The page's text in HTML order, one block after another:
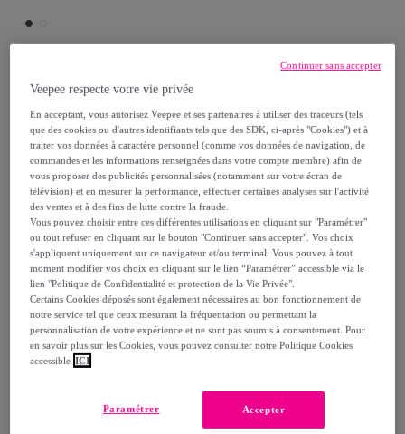
Arthur Martin
Set amovible de 3 poêles inox
Modèle : Set amovible de 3 poêles inox
54,99 €
109,99 €
-50%
Vendu parTRADISCOUNT
Livraison
Veepee respecte votre vie privée
En acceptant, vous autorisez Veepee et ses partenaires à utiliser des traceurs (tels
que des cookies ou d'autres identifiants tels que des SDK, ci-après "Cookies") et à
traiter vos données à caractère personnel (comme vos données de navigation, de
commandes et les informations renseignées dans votre compte membre) afin de
vous proposer des publicités personnalisées (notamment sur votre écran de
télévision) et en mesurer la performance, effectuer certaines analyses sur l'activité
des ventes et à des fins de lutte contre la fraude.
Vous pouvez choisir entre ces différentes utilisations en cliquant sur "Paramétrer"
ou tout refuser en cliquant sur le bouton "Continuer sans accepter". Vos choix
s'appliquent uniquement sur ce navigateur et/ou terminal. Vous pouvez à tout
moment modifier vos choix en cliquant sur le lien “Paramétrer” accessible via le
lien "Politique de Confidentialité et protection de la Vie Privée".
Certains Cookies déposés sont également nécessaires au bon fonctionnement de
notre service tel que ceux mesurant la fréquentation ou permettant la
personnalisation de votre expérience et ne sont pas soumis à consentement. Pour
en savoir plus sur les Cookies, vous pouvez consulter notre Politique Cookies
accessible ICI
Accepter
Paramétrer
Continuer sans accepter